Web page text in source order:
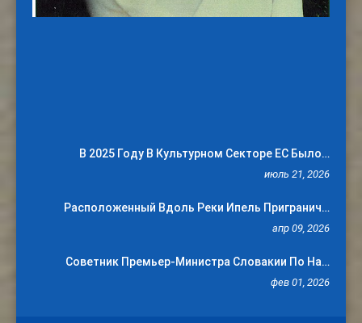
В 2025 Году В Культурном Секторе ЕС Было…
июль 21, 2026
Расположенный Вдоль Реки Ипель Пригранич…
апр 09, 2026
Советник Премьер-Министра Словакии По На…
фев 01, 2026